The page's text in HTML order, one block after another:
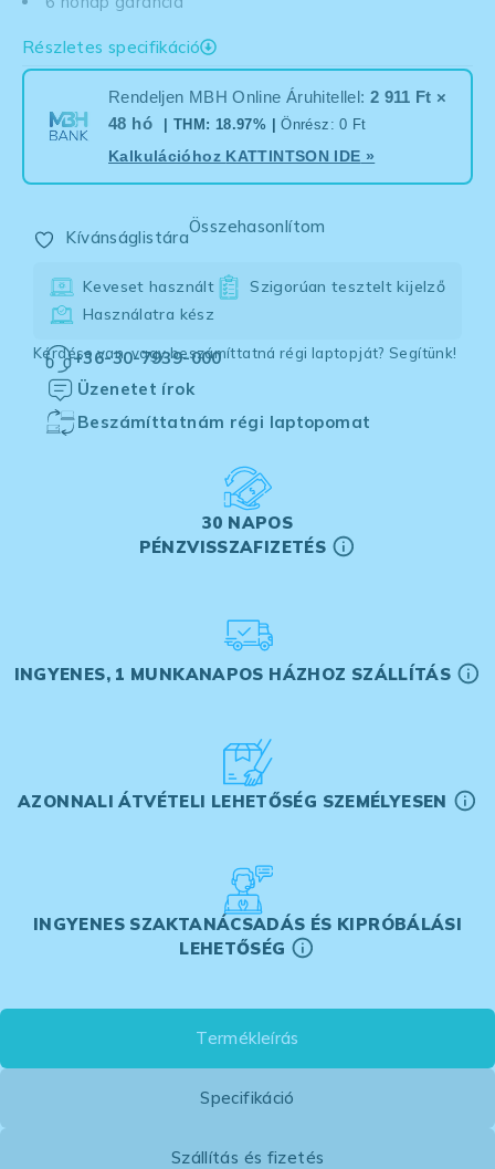
Részletes specifikáció
Rendeljen MBH Online Áruhitellel: 2 911 Ft ×
48 hó
| THM: 18.97% |Önrész: 0 Ft
Kalkulációhoz KATTINTSON IDE »
Kívánságlistára
Összehasonlítom
Keveset használt
Szigorúan tesztelt kijelző
Használatra kész
Kérdése van, vagy beszámíttatná régi laptopját? Segítünk!
+36-30-7939-000
Üzenetet írok
Beszámíttatnám régi laptopomat
30 NAPOS
PÉNZVISSZAFIZETÉS
INGYENES, 1 MUNKANAPOS HÁZHOZ SZÁLLÍTÁS
AZONNALI ÁTVÉTELI LEHETŐSÉG SZEMÉLYESEN
INGYENES SZAKTANÁCSADÁS ÉS KIPRÓBÁLÁSI
LEHETŐSÉG
Termékleírás
Specifikáció
Szállítás és fizetés